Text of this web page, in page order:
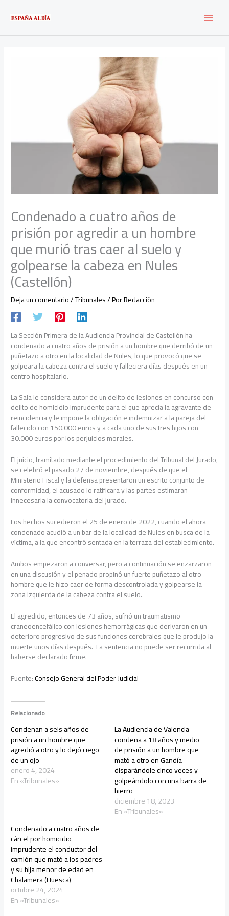
contenido
Condenado a cuatro años de
prisión por agredir a un hombre
que murió tras caer al suelo y
golpearse la cabeza en Nules
(Castellón)
Deja un comentario/Tribunales/ PorRedacción
La Sección Primera de la Audiencia Provincial de Castellón ha
condenado a cuatro años de prisión a un hombre que derribó de un
puñetazo a otro en la localidad de Nules, lo que provocó que se
golpeara la cabeza contra el suelo y falleciera días después en un
centro hospitalario.
La Sala le considera autor de un delito de lesiones en concurso con
delito de homicidio imprudente para el que aprecia la agravante de
reincidencia y le impone la obligación e indemnizar a la pareja del
fallecido con 150.000 euros y a cada uno de sus tres hijos con
30.000 euros por los perjuicios morales.
El juicio, tramitado mediante el procedimiento del Tribunal del Jurado,
se celebró el pasado 27 de noviembre, después de que el
Ministerio Fiscal y la defensa presentaron un escrito conjunto de
conformidad, el acusado lo ratificara y las partes estimaran
innecesaria la convocatoria del jurado.
Los hechos sucedieron el 25 de enero de 2022, cuando el ahora
condenado acudió a un bar de la localidad de Nules en busca de la
víctima, a la que encontró sentada en la terraza del establecimiento.
Ambos empezaron a conversar, pero a continuación se enzarzaron
en una discusión y el penado propinó un fuerte puñetazo al otro
hombre que le hizo caer de forma descontrolada y golpearse la
zona izquierda de la cabeza contra el suelo.
El agredido, entonces de 73 años, sufrió un traumatismo
craneoencefálico con lesiones hemorrágicas que derivaron en un
deterioro progresivo de sus funciones cerebrales que le produjo la
muerte unos días después. La sentencia no puede ser recurrida al
haberse declarado firme.
Fuente:Consejo General del Poder Judicial
Relacionado
Condenan a seis años de
prisión a un hombre que
agredió a otro y lo dejó ciego
de un ojo
enero 4, 2024
En «Tribunales»
La Audiencia de Valencia
condena a 18 años y medio
de prisión a un hombre que
mató a otro en Gandía
disparándole cinco veces y
golpeándolo con una barra de
hierro
diciembre 18, 2023
En «Tribunales»
Condenado a cuatro años de
cárcel por homicidio
imprudente el conductor del
camión que mató a los padres
y su hija menor de edad en
Chalamera (Huesca)
octubre 24, 2024
En «Tribunales»